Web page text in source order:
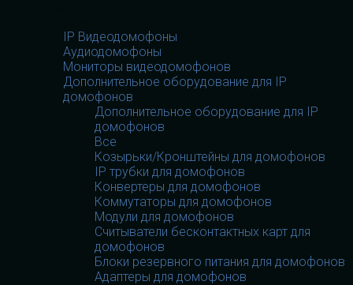
IP Видеодомофоны
Аудиодомофоны
Мониторы видеодомофонов
Дополнительное оборудование для IP
домофонов
Дополнительное оборудование для IP
домофонов
Все
Козырьки/Кронштейны для домофонов
IP трубки для домофонов
Конвертеры для домофонов
Коммутаторы для домофонов
Модули для домофонов
Считыватели бесконтактных карт для
домофонов
Блоки резервного питания для домофонов
Адаптеры для домофонов